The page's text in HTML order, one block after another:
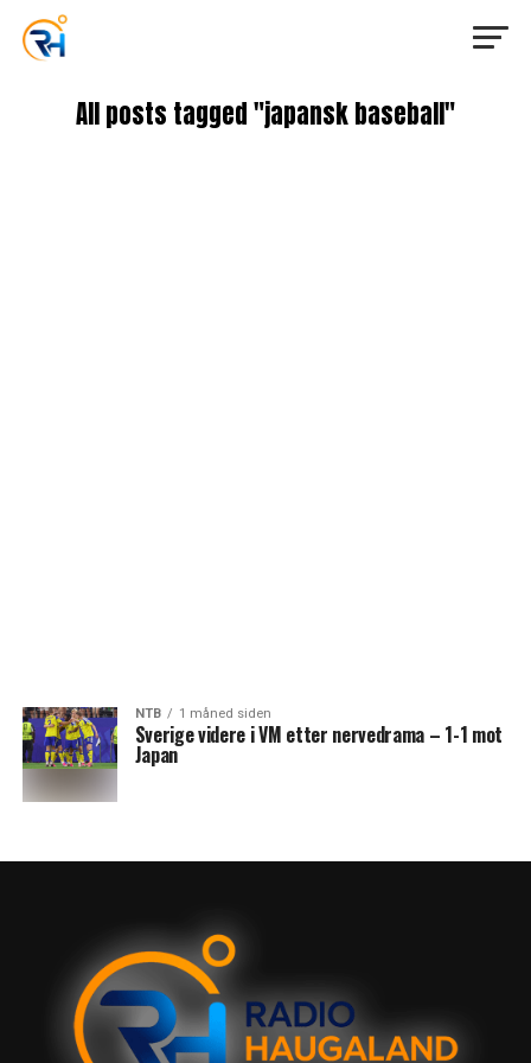
All posts tagged "japansk baseball"
NTB 1 måned siden
Sverige videre i VM etter nervedrama – 1-1 mot
Japan